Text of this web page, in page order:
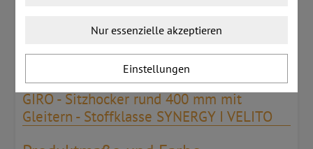
bitte anklicken)
Stoffklasse VELITO (zum Vergrößern bitte
GIRO - Sitzhocker rund 400 mm mit
Gleitern - Stoffklasse SYNERGY I VELITO
Nur essenzielle akzeptieren
Einstellungen